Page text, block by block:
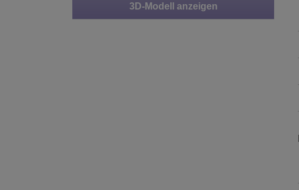
3D-Modell anzeigen